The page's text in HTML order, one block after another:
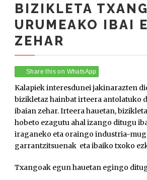
BIZIKLETA
URUMEAKO IBAI
ZEHAR
Share this on WhatsApp
Kalapiek interesdunei jakinarazten
bizikletaz hainbat irteera antolatuko
ibaian zehar. Irteera hauetan,
hobeto ezagutu ahal izango ditugu
iraganeko eta oraingo industria-
garrantzitsuenak eta ibaiko txoko
Txangoak egun hauetan egingo